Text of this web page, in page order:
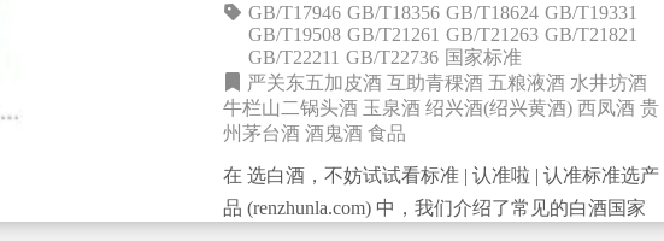
GB/T17946 GB/T18356 GB/T18624 GB/T19331
GB/T19508 GB/T21261 GB/T21263 GB/T21821
GB/T22211 GB/T22736 国家标准
严关东五加皮酒 互助青稞酒 五粮液酒 水井坊酒
牛栏山二锅头酒 玉泉酒 绍兴酒(绍兴黄酒) 西凤酒 贵
州茅台酒 酒鬼酒 食品
在 选白酒，不妨试试看标准 | 认准啦 | 认准标准选产
品 (renzhunla.com) 中，我们介绍了常见的白酒国家